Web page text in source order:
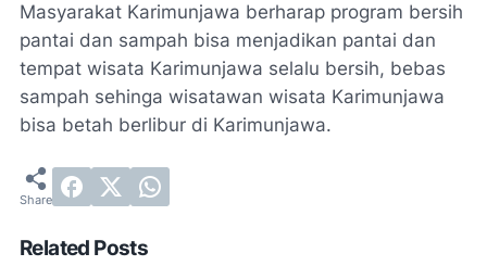
Masyarakat Karimunjawa berharap program bersih
pantai dan sampah bisa menjadikan pantai dan
tempat wisata Karimunjawa selalu bersih, bebas
sampah sehinga wisatawan wisata Karimunjawa
bisa betah berlibur di Karimunjawa.
Related Posts